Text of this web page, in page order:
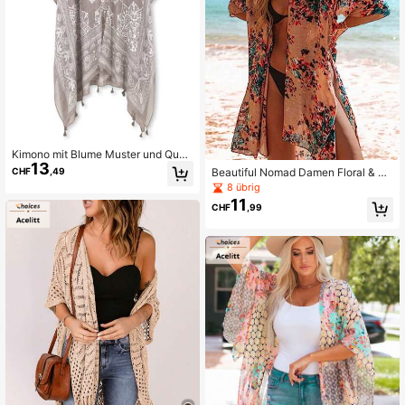
Kimono mit Blume Muster und Quas
tensaum, Sommer Urlaub Strand
CHF13 ,49
Beautiful Nomad Damen Floral & Bl
att Muster Strandkimono Urlaubsm
ode Sommer
8 übrig
CHF11 ,99